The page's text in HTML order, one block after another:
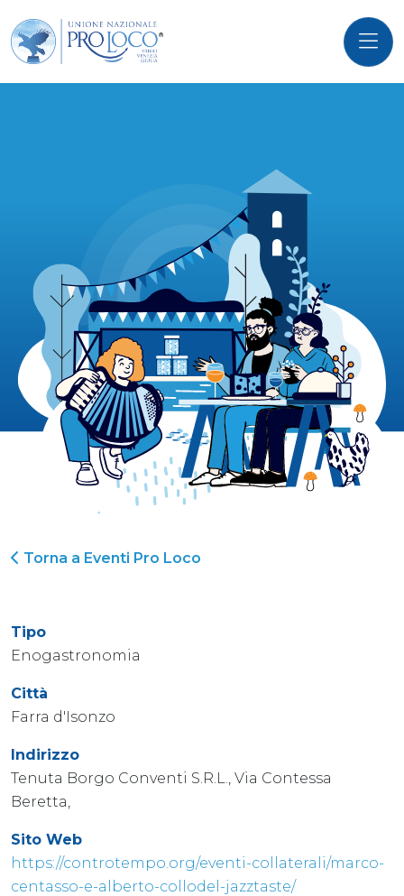
Torna a Eventi Pro Loco
Tipo
Enogastronomia
Città
Farra d'Isonzo
Indirizzo
Tenuta Borgo Conventi S.R.L., Via Contessa
Beretta,
Sito Web
https://controtempo.org/eventi-collaterali/marco-
centasso-e-alberto-collodel-jazztaste/